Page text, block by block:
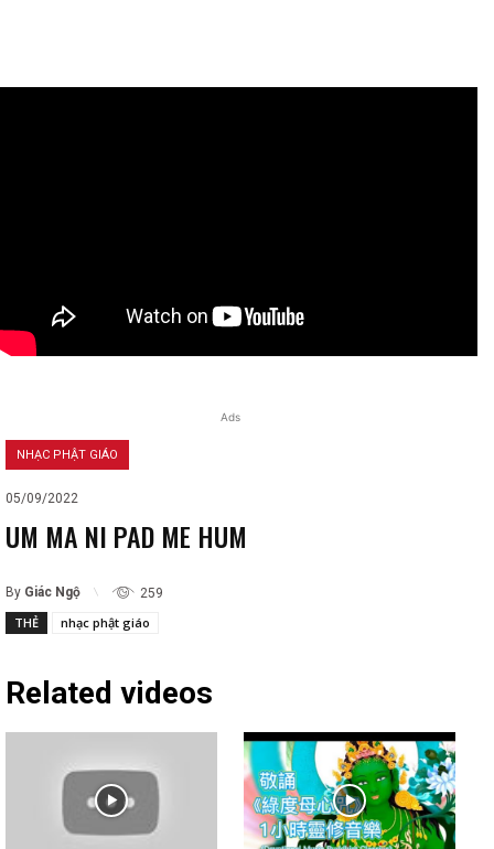
Ads
NHẠC PHẬT GIÁO
05/09/2022
UM MA NI PAD ME HUM
By Giác Ngộ 259
THẺ nhạc phật giáo
Related videos